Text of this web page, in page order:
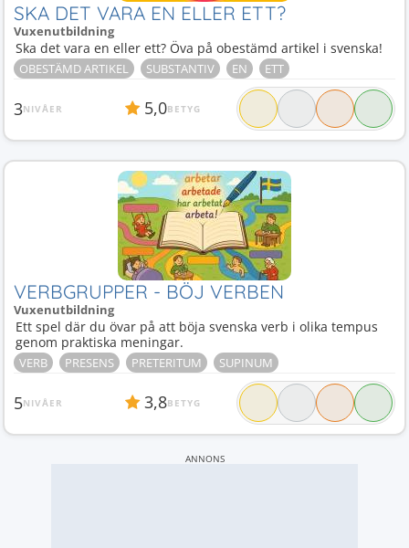
SKA DET VARA EN ELLER ETT?
Vuxenutbildning
Ska det vara en eller ett? Öva på obestämd artikel i svenska!
OBESTÄMD ARTIKEL SUBSTANTIV EN ETT
3NIVÅER 5,0BETYG
VERBGRUPPER - BÖJ VERBEN
Vuxenutbildning
Ett spel där du övar på att böja svenska verb i olika tempus
genom praktiska meningar.
VERB PRESENS PRETERITUM SUPINUM
5NIVÅER 3,8BETYG
ANNONS